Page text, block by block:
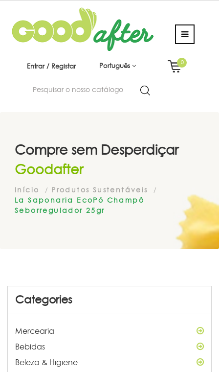
Entrar / Registar Português
0
Compre sem Desperdiçar
Goodafter
Início
Produtos Sustentáveis
La Saponaria EcoPó Champô
Seborregulador 25gr
Categories
Mercearia
Bebidas
Beleza & Higiene